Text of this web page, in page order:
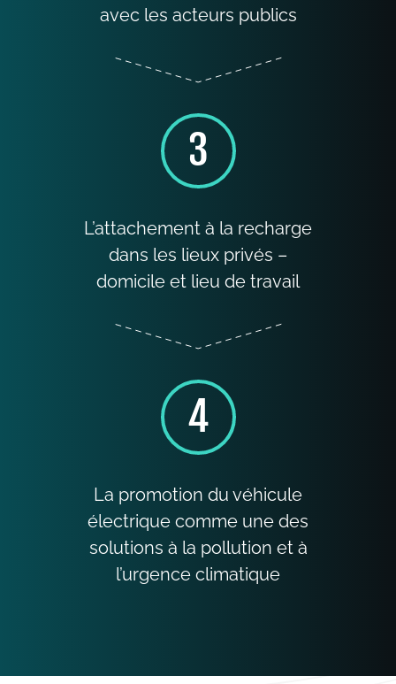
avec les acteurs publics
3
L’attachement à la recharge
dans les lieux privés –
domicile et lieu de travail
4
La promotion du véhicule
électrique comme une des
solutions à la pollution et à
l’urgence climatique